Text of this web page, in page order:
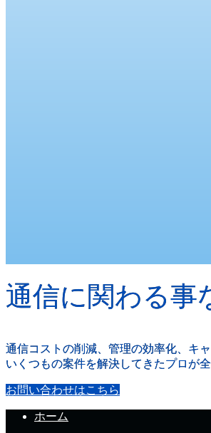
通信に関わる事
通信コストの削減、管理の効率化、キ
いくつもの案件を解決してきたプロが
お問い合わせはこちら
ホーム